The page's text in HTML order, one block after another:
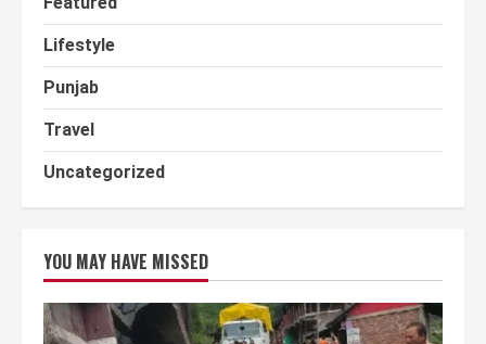
Lifestyle
Punjab
Travel
Uncategorized
YOU MAY HAVE MISSED